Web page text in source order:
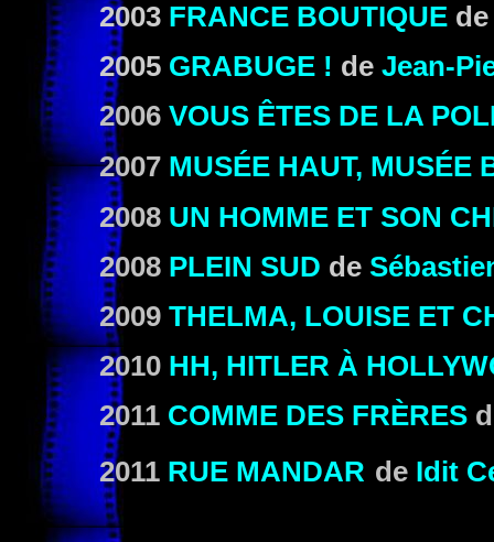
2003 FRANCE BOUTIQUE
2005 GRABUGE ! de Jean-
2006 VOUS ÊTES DE LA
2007 MUSÉE HAUT, MUSÉE
2008 UN HOMME ET SON
2008 PLEIN SUD de
2009 THELMA, LOUISE ET
2010 HH, HITLER À
2011 COMME DES FRÈRES
2011 RUE MANDAR de Idit